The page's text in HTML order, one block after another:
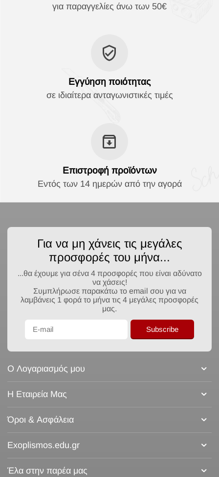
για παραγγελίες άνω των 50€
Εγγύηση ποιότητας
σε ιδιαίτερα ανταγωνιστικές τιμές
Επιστροφή προϊόντων
Εντός των 14 ημερών από την αγορά
Για να μη χάνεις τις μεγάλες
προσφορές του μήνα...
...θα έχουμε για σένα 4 προσφορές που είναι αδύνατο
να χάσεις!
Συμπλήρωσε παρακάτω το email σου για να
λαμβάνεις 1 φορά το μήνα τις 4 μεγάλες προσφορές
μας.
Subscribe
Ο Λογαριασμός μου
Η Εταιρεία Μας
Όροι & Ασφάλεια
Exoplismos.edu.gr
Έλα στην παρέα μας